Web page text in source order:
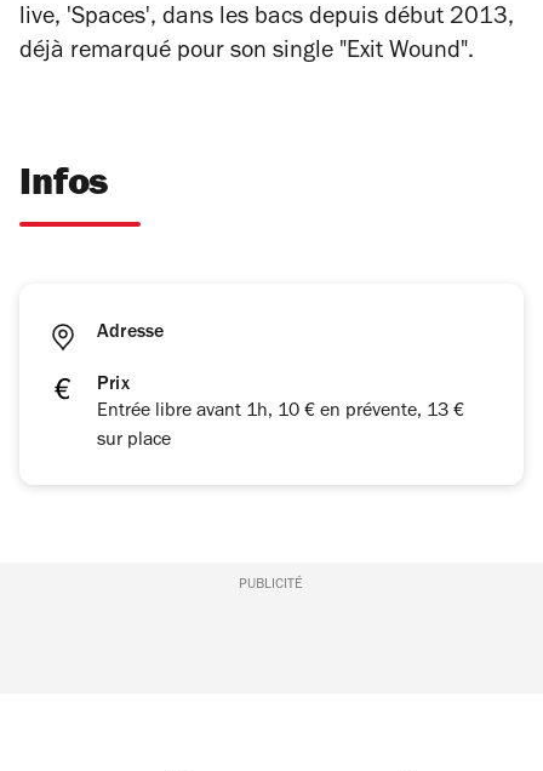
live, 'Spaces', dans les bacs depuis début 2013,
déjà remarqué pour son single "Exit Wound".
Infos
Adresse
Prix
Entrée libre avant 1h, 10 € en prévente, 13 €
sur place
PUBLICITÉ